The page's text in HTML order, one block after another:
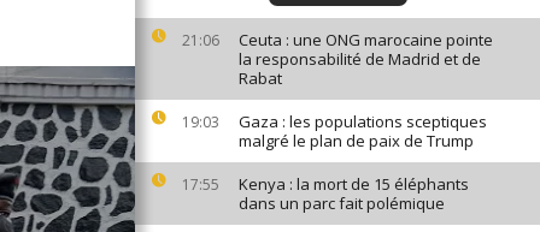
21:06
Ceuta : une ONG marocaine pointe
la responsabilité de Madrid et de
Rabat
19:03
Gaza : les populations sceptiques
malgré le plan de paix de Trump
17:55
Kenya : la mort de 15 éléphants
dans un parc fait polémique